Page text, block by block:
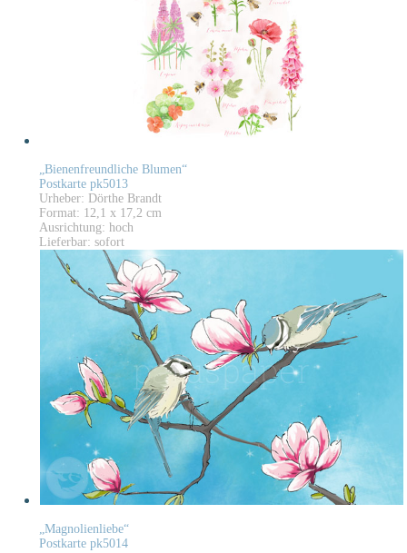
„Bienenfreundliche Blumen“
Postkarte pk5013
Urheber: Dörthe Brandt
Format: 12,1 x 17,2 cm
Ausrichtung: hoch
Lieferbar: sofort
„Magnolienliebe“
Postkarte pk5014